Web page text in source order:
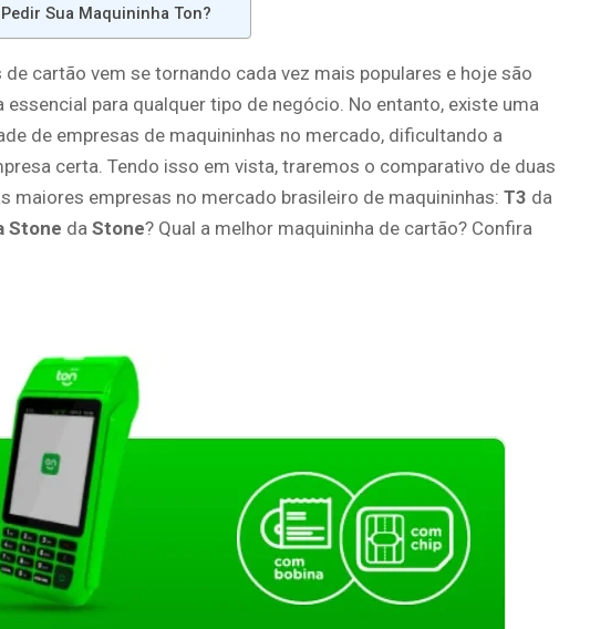
Sua Maquininha Ton?
de cartão vem se tornando cada vez mais populares e hoje são
essencial para qualquer tipo de negócio. No entanto, existe uma
de empresas de maquininhas no mercado, dificultando a
certa. Tendo isso em vista, traremos o comparativo de duas
maiores empresas no mercado brasileiro de maquininhas: T3 da
Stone da Stone? Qual a melhor maquininha de cartão? Confira